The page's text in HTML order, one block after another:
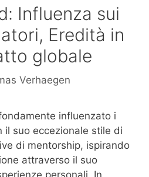
Influenza sui
Eredità in
globale
Verhaegen
influenzato i
il suo eccezionale stile di
di mentorship, ispirando
attraverso il suo